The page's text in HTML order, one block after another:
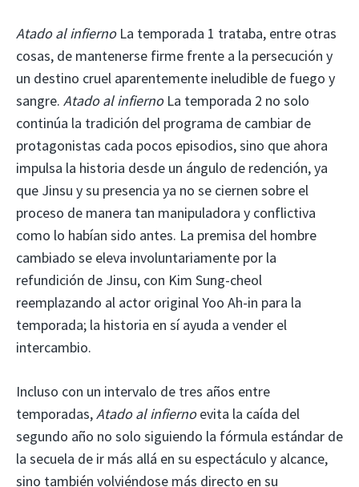
Atado al infiernoLa temporada 1 trataba, entre otras
cosas, de mantenerse firme frente a la persecución y
un destino cruel aparentemente ineludible de fuego y
sangre. Atado al infiernoLa temporada 2 no solo
continúa la tradición del programa de cambiar de
protagonistas cada pocos episodios, sino que ahora
impulsa la historia desde un ángulo de redención, ya
que Jinsu y su presencia ya no se ciernen sobre el
proceso de manera tan manipuladora y conflictiva
como lo habían sido antes. La premisa del hombre
cambiado se eleva involuntariamente por la
refundición de Jinsu, con Kim Sung-cheol
reemplazando al actor original Yoo Ah-in para la
temporada; la historia en sí ayuda a vender el
intercambio.
Incluso con un intervalo de tres años entre
temporadas,Atado al infiernoevita la caída del
segundo año no solo siguiendo la fórmula estándar de
la secuela de ir más allá en su espectáculo y alcance,
sino también volviéndose más directo en su